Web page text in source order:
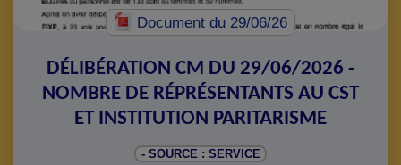
Documentdu 29/06/26
DÉLIBÉRATION CM DU 29/06/2026 -
NOMBRE DE RÉPRÉSENTANTS AU CST
ET INSTITUTION PARITARISME
- SOURCE : SERVICE